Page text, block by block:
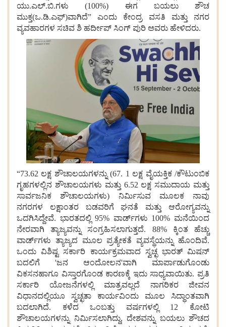
ಯು.ಎಲ್.ಬಿ.ಗಳು (100%) ಈಗ ಬಯಲು ಶೌಚ
ಮುಕ್ತ(ಒ.ಡಿ.ಎಫ್)ವಾಗಿದೆ” ಎಂದು ಕೇಂದ್ರ ವಸತಿ ಮತ್ತು ನಗರ
ವ್ಯವಹಾರಗಳ ಸಚಿವ ಶಿ ಹರ್ದೀಪ್ ಸಿಂಗ್ ಪುರಿ ಅವರು ಹೇಳಿದರು.
“73.62 ಲಕ್ಷ ಶೌಚಾಲಯಗಳನ್ನು (67. 1 ಲಕ್ಷ ವೈಯಕ್ತಿಕ /ಕೌಟುಂಬಿಕ
ಗೃಹಗಳಲ್ಲಿನ ಶೌಚಾಲಯಗಳು ಮತ್ತು 6.52 ಲಕ್ಷ ಸಮುದಾಯ ಮತ್ತು
ಸಾರ್ವಜನಿಕ ಶೌಚಾಲಯಗಳು) ನಿರ್ಮಿಸುವ ಮೂಲಕ ನಾವು
ನಗರಗಳ ಲಕ್ಷಾಂತರ ಬಡವರಿಗೆ ಘನತೆ ಮತ್ತು ಆರೋಗ್ಯವನ್ನು
ಒದಗಿಸಿದ್ದೇವೆ. ಭಾರತದಲ್ಲಿ 95% ವಾರ್ಡ್‌ಗಳು 100% ಮನೆಯಿಂದ
ನೇರವಾಗಿ ತ್ಯಾಜ್ಯವನ್ನು ಸಂಗ್ರಹಿಸಲಾಗುತ್ತದೆ. 88% ಕ್ಕಿಂತ ಹೆಚ್ಚು
ವಾರ್ಡ್‌ಗಳು ತ್ಯಾಜ್ಯದ ಮೂಲ ಪ್ರತ್ಯೇಕತೆ ವ್ಯವಸ್ಥೆಯನ್ನು ಹೊಂದಿವೆ.
ಒಂದು ವಿಶಿಷ್ಟ ಸರ್ಕಾರಿ ಕಾರ್ಯಕ್ರಮವಾದ ಸ್ವಚ್ಛ ಭಾರತ್ ಮಿಷನ್
ಬದಲಿಗೆ 'ಜನ ಆಂದೋಲನ'ವಾಗಿ ಮಾರ್ಪಾಡುಗೊಂಡು
ವಿಕಸನಹಾಗೂ ವಿಸ್ತಾರಗೊಂಡ ಕಾರಣಕ್ಕೆ ಇದು ಸಾಧ್ಯವಾಯಿತು. ಪ್ರತಿ
ಸರ್ಕಾರಿ ಯೋಜನೆಗಳಲ್ಲಿ ಮಾತ್ರವಲ್ಲದೆ ನಾಗರಿಕರ ಜೀವನ
ವಿಧಾನದಲ್ಲಿಯೂ ಸ್ವಚ್ಛತಾ ಕಾರ್ಯವಿಂದು ಮೂಲ ಸಿದ್ಧಾಂತವಾಗಿ
ಬದಲಾಗಿದೆ. ಕಳೆದ ಒಂಬತ್ತು ವರ್ಷಗಳಲ್ಲಿ 12 ಕೋಟಿ
ಶೌಚಾಲಯಗಳನ್ನು ನಿರ್ಮಿಸಲಾಗಿದ್ದು, ದೇಶವನ್ನು ಬಯಲು ಶೌಚದ